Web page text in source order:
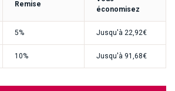
Remise
économisez
5% Jusqu'à 22,92€
10% Jusqu'à 91,68€